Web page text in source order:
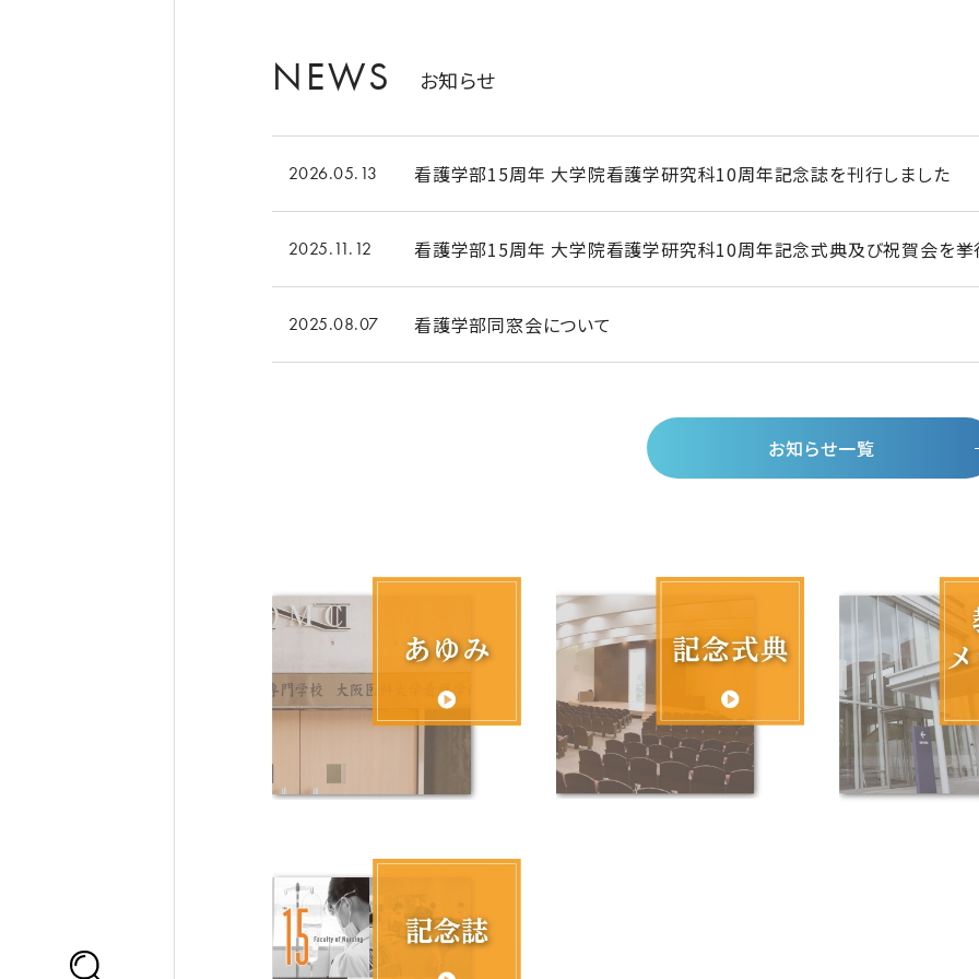
NEWS お知らせ
2026.05.13 看護学部15周年 大学院看護学研究科10周年記念誌を刊行しました
2025.11.12 看護学部15周年 大学院看護学研究科10周年記念式典及び祝賀会を挙
2025.08.07 看護学部同窓会について
お知らせ一覧